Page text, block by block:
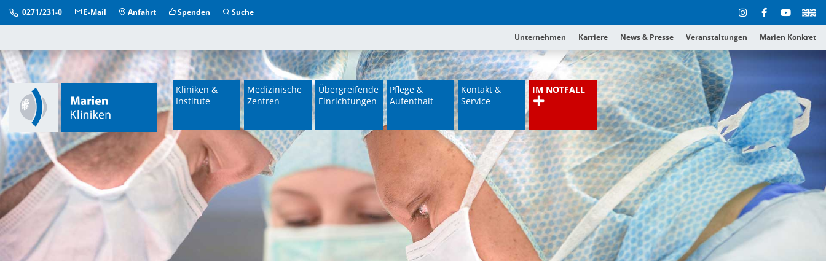
0271/231-0 E-Mail Anfahrt Spenden Suche
Unternehmen Karriere News & Presse Veranstaltungen Marien Konkret
Kliniken &
Institute
Medizinische
Zentren
Übergreifende
Einrichtungen
Pflege &
Aufenthalt
Kontakt &
Service
IM NOTFALL